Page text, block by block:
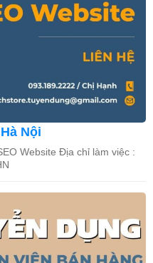
Nội
Website Địa chỉ làm việc :